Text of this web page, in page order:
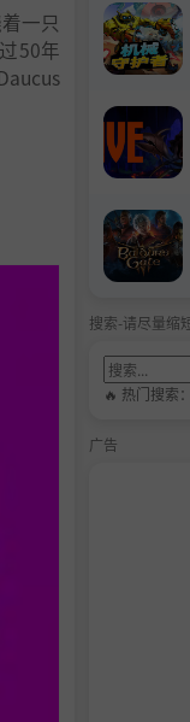
一只
50年
搜索-请尽量缩
🔥 热门搜索：
广告